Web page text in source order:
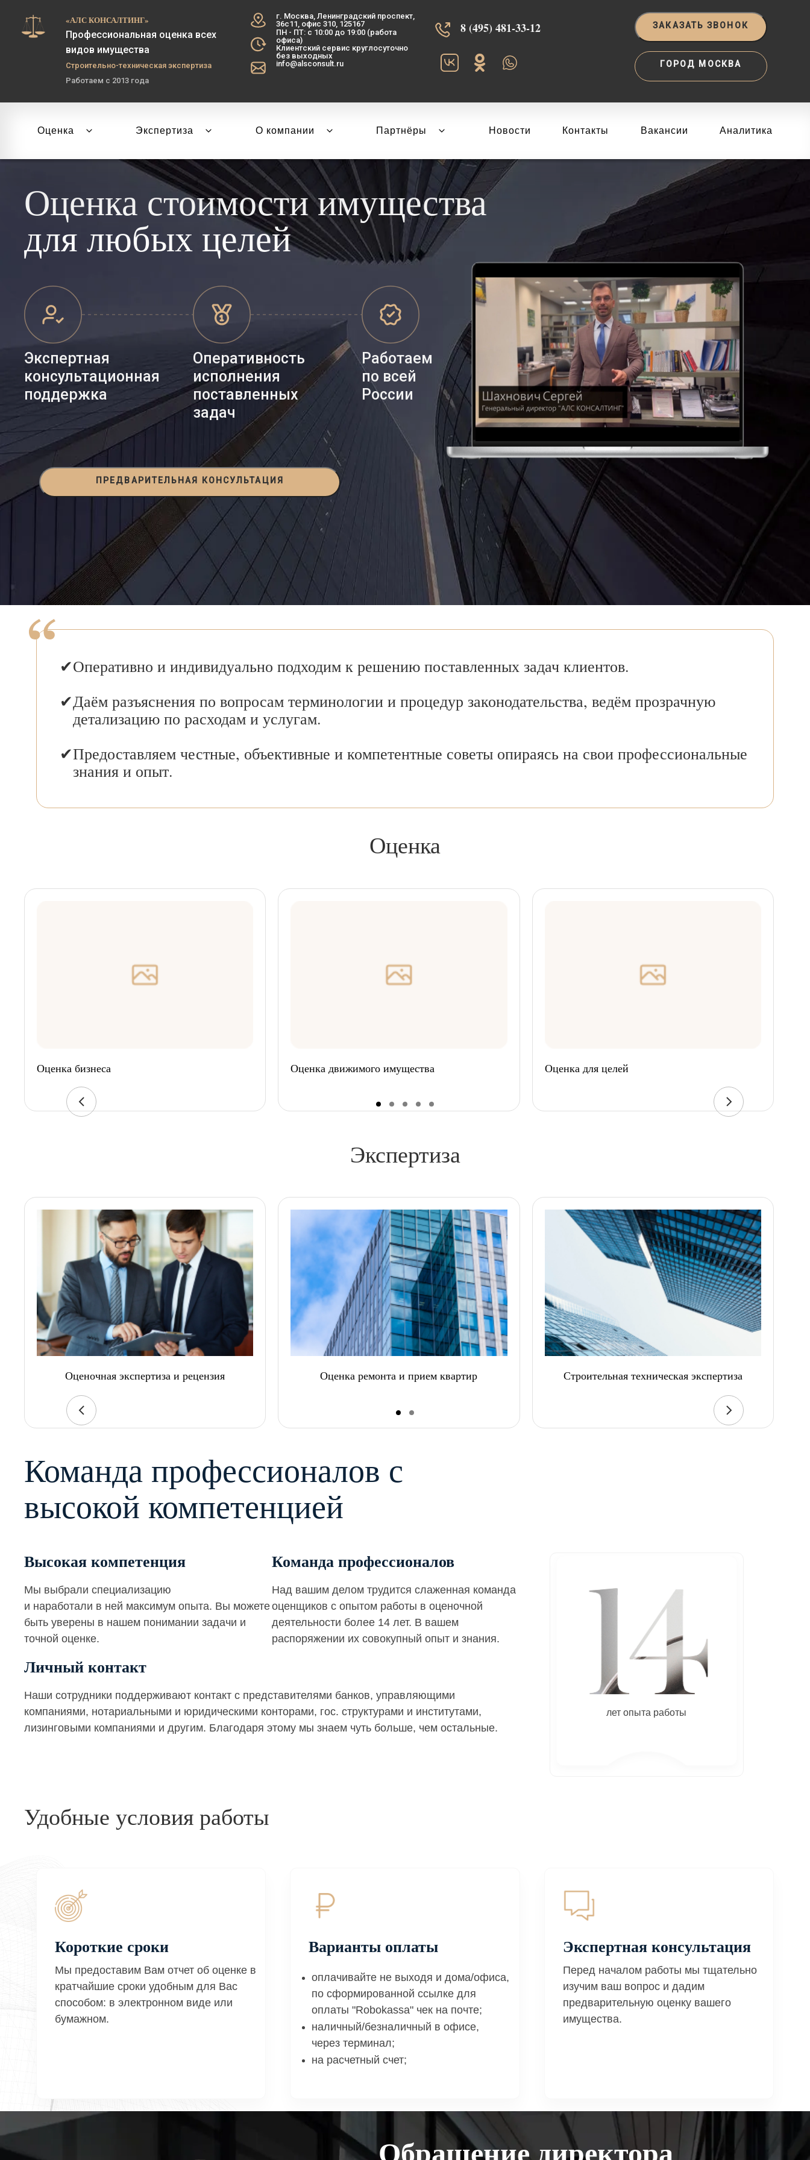
«АЛС КОНСАЛТИНГ»
Профессиональная оценка всех
видов имущества
Строительно-техническая экспертиза
Работаем с 2013 года
г. Москва, Ленинградский проспект,
36с11, офис 310, 125167
ПН - ПТ: с 10:00 до 19:00 (работа
офиса)
Клиентский сервис круглосуточно
без выходных
info@alsconsult.ru
8 (495) 481-33-12‬‬ ЗАКАЗАТЬ ЗВОНОК
ГОРОД МОСКВА
Оценка Экспертиза О компании Партнёры Новости Контакты Вакансии Аналитика
Оценка стоимости имущества
для любых целей
Экспертная
консультационная
поддержка
Оперативность
исполнения
поставленных
задач
Работаем
по всей
России
ПРЕДВАРИТЕЛЬНАЯ КОНСУЛЬТАЦИЯ
Оперативно и индивидуально подходим к решению поставленных задач клиентов.
Даём разъяснения по вопросам терминологии и процедур законодательства, ведём прозрачную
детализацию по расходам и услугам.
Предоставляем честные, объективные и компетентные советы опираясь на свои профессиональные
знания и опыт.
Оценка
Оценка бизнеса Оценка движимого имущества Оценка для целей
Экспертиза
Оценочная экспертиза и рецензия Оценка ремонта и прием квартир Строительная техническая экспертиза
Команда профессионалов с
высокой компетенцией
Высокая компетенция
Мы выбрали специализацию
и наработали в ней максимум опыта. Вы можете
быть уверены в нашем понимании задачи и
точной оценке.
Команда профессионалов
Над вашим делом трудится слаженная команда
оценщиков с опытом работы в оценочной
деятельности более 14 лет. В вашем
распоряжении их совокупный опыт и знания.
Личный контакт
Наши сотрудники поддерживают контакт с представителями банков, управляющими
компаниями, нотариальными и юридическими конторами, гос. структурами и институтами,
лизинговыми компаниями и другим. Благодаря этому мы знаем чуть больше, чем остальные.
лет опыта работы
Удобные условия работы
Короткие сроки
Мы предоставим Вам отчет об оценке в
кратчайшие сроки удобным для Вас
способом: в электронном виде или
бумажном.
Варианты оплаты
оплачивайте не выходя и дома/офиса,
по сформированной ссылке для
оплаты "Robokassa" чек на почте;
наличный/безналичный в офисе,
через терминал;
на расчетный счет;
Экспертная консультация
Перед началом работы мы тщательно
изучим ваш вопрос и дадим
предварительную оценку вашего
имущества.
Обращение директора